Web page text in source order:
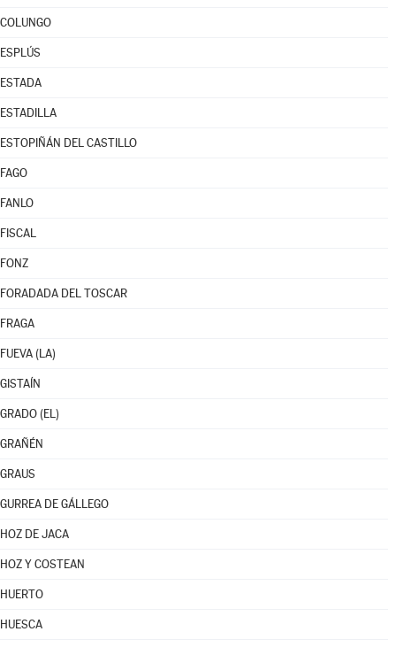
COLUNGO
ESPLÚS
ESTADA
ESTADILLA
ESTOPIÑÁN DEL CASTILLO
FAGO
FANLO
FISCAL
FONZ
FORADADA DEL TOSCAR
FRAGA
FUEVA (LA)
GISTAÍN
GRADO (EL)
GRAÑÉN
GRAUS
GURREA DE GÁLLEGO
HOZ DE JACA
HOZ Y COSTEAN
HUERTO
HUESCA